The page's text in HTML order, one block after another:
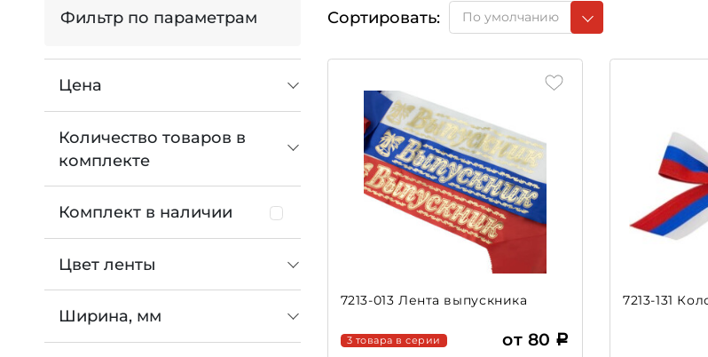
Фильтр по параметрам
Цена
Количество товаров в
комплекте
Комплект в наличии
Цвет ленты
Ширина, мм
Сортировать: По умолчанию
7213-013 Лента выпускника
3 товара в серии от 80
7213-131